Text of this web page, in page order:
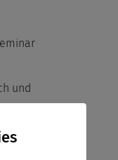
und